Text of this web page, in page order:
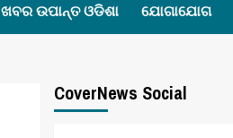
ଖବର ଉପାନ୍ତ ଓଡିଶା ଯୋଗାଯୋଗ
CoverNews Social